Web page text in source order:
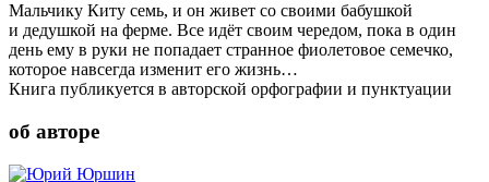
Мальчику Киту семь, и он живет со своими бабушкой
и дедушкой на ферме. Все идёт своим чередом, пока в один
день ему в руки не попадает странное фиолетовое семечко,
которое навсегда изменит его жизнь…
Книга публикуется в авторской орфографии и пунктуации
об авторе